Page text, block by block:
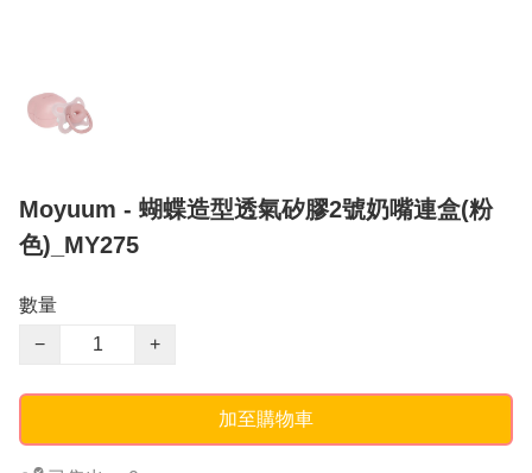
Moyuum - 蝴蝶造型透氣矽膠2號奶嘴連盒(粉
色)_MY275
數量
−
+
加至購物車